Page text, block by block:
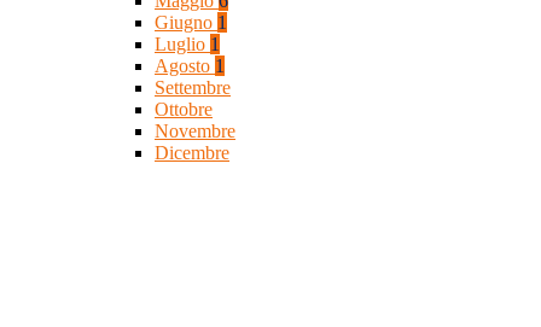
Giugno 1
Luglio 1
Agosto 1
Settembre
Ottobre
Novembre
Dicembre